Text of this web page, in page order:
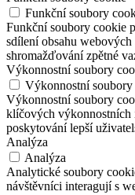
Funkční soubory
Funkční soubory cookie
sdílení obsahu
shromažďování zpětné
Výkonnostní soubory
Výkonnostní soubory
Výkonnostní soubory
klíčových výkonnostních
poskytování lepší
Analýza
Analýza
Analytické soubory
návštěvníci interagují s